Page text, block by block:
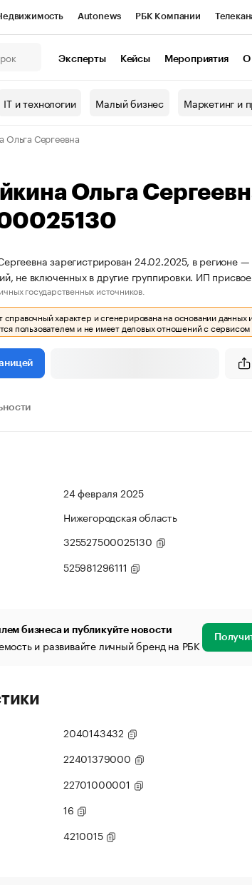
Autonews РБК Компании
контрагентов
Эксперты Кейсы Мероприятия О
IT и технологии Малый бизнес Маркетинг и
Ольга Сергеевна
Ольга
зарегистрирован 24.02.2025, в регионе
не включенных в другие группировки. ИП
государственных источников.
характер и сгенерирована на основании данных
пользователем и не имеет деловых отношений с
24 февраля 2025
Нижегородская область
325527500025130
525981296111
бизнеса и публикуйте новости
и развивайте личный бренд на РБК
2040143432
22401379000
22701000001
16
4210015